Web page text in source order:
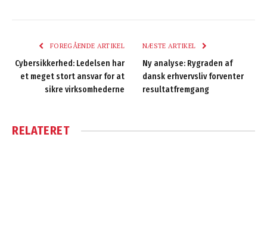
FOREGÅENDE ARTIKEL
Cybersikkerhed: Ledelsen har
et meget stort ansvar for at
sikre virksomhederne
NÆSTE ARTIKEL
Ny analyse: Rygraden af
dansk erhvervsliv forventer
resultatfremgang
RELATERET